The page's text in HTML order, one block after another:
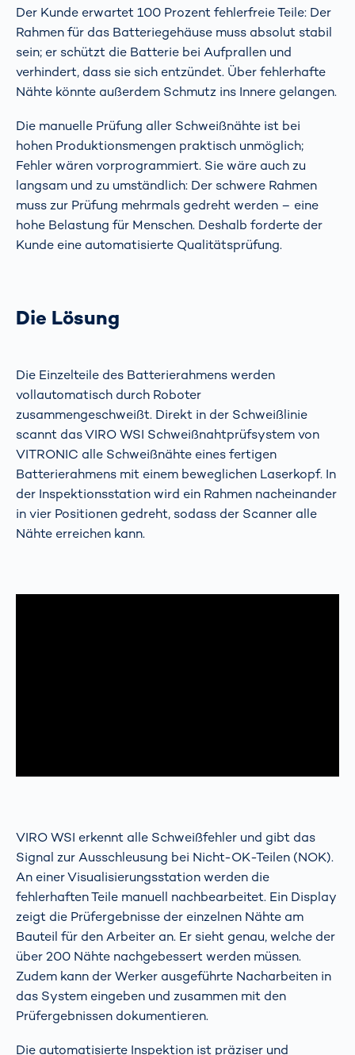
Der Kunde erwartet 100 Prozent fehlerfreie Teile: Der
Rahmen für das Batteriegehäuse muss absolut stabil
sein; er schützt die Batterie bei Aufprallen und
verhindert, dass sie sich entzündet. Über fehlerhafte
Nähte könnte außerdem Schmutz ins Innere gelangen.
Die manuelle Prüfung aller Schweißnähte ist bei
hohen Produktionsmengen praktisch unmöglich;
Fehler wären vorprogrammiert. Sie wäre auch zu
langsam und zu umständlich: Der schwere Rahmen
muss zur Prüfung mehrmals gedreht werden – eine
hohe Belastung für Menschen. Deshalb forderte der
Kunde eine automatisierte Qualitätsprüfung.
Die Lösung
Die Einzelteile des Batterierahmens werden
vollautomatisch durch Roboter
zusammengeschweißt. Direkt in der Schweißlinie
scannt das VIRO WSI Schweißnahtprüfsystem von
VITRONIC alle Schweißnähte eines fertigen
Batterierahmens mit einem beweglichen Laserkopf. In
der Inspektionsstation wird ein Rahmen nacheinander
in vier Positionen gedreht, sodass der Scanner alle
Nähte erreichen kann.
VIRO WSI erkennt alle Schweißfehler und gibt das
Signal zur Ausschleusung bei Nicht-OK-Teilen (NOK).
An einer Visualisierungsstation werden die
fehlerhaften Teile manuell nachbearbeitet. Ein Display
zeigt die Prüfergebnisse der einzelnen Nähte am
Bauteil für den Arbeiter an. Er sieht genau, welche der
über 200 Nähte nachgebessert werden müssen.
Zudem kann der Werker ausgeführte Nacharbeiten in
das System eingeben und zusammen mit den
Prüfergebnissen dokumentieren.
Die automatisierte Inspektion ist präziser und